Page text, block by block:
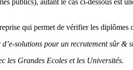
publics), autant le cas ci-dessous est
qui permet de vérifier les diplômes
solutions pour un recrutement sûr &
les Grandes Ecoles et les Universités.